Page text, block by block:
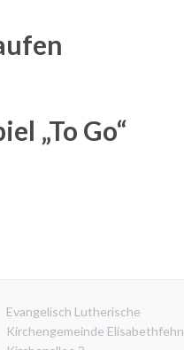
„To Go“
Evangelisch Lutherische
Kirchengemeinde Elisabethfehn